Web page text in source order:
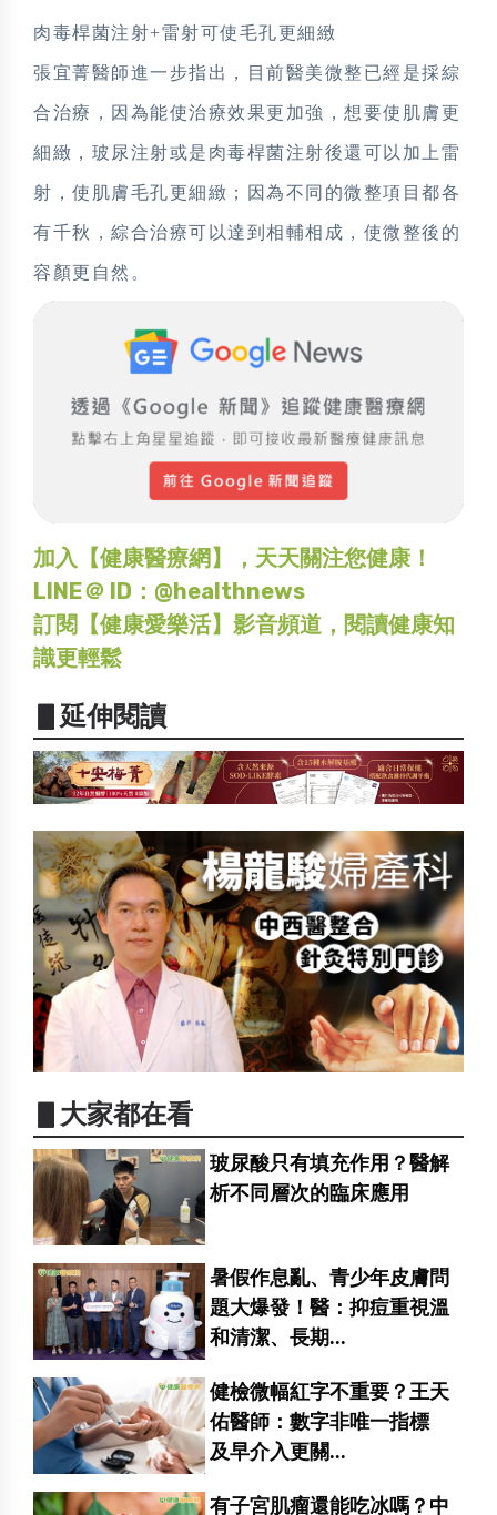
肉毒桿菌注射+雷射可使毛孔更細緻
張宜菁醫師進一步指出，目前醫美微整已經是採綜
合治療，因為能使治療效果更加強，想要使肌膚更
細緻，玻尿注射或是肉毒桿菌注射後還可以加上雷
射，使肌膚毛孔更細緻；因為不同的微整項目都各
有千秋，綜合治療可以達到相輔相成，使微整後的
容顏更自然。
加入【健康醫療網】，天天關注您健康！
LINE＠ ID：@healthnews
訂閱【健康愛樂活】影音頻道，閱讀健康知
識更輕鬆
▋延伸閱讀
▋大家都在看
玻尿酸只有填充作用？醫解
析不同層次的臨床應用
暑假作息亂、青少年皮膚問
題大爆發！醫：抑痘重視溫
和清潔、長期...
健檢微幅紅字不重要？王天
佑醫師：數字非唯一指標
及早介入更關...
有子宮肌瘤還能吃冰嗎？中